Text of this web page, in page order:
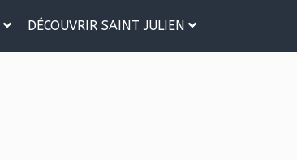
DÉCOUVRIR SAINT JULIEN